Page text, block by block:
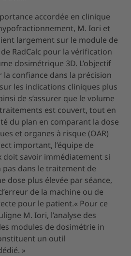
accordée en clinique
M. Iori et
largement sur le module de
RadCalc pour la vérification
dosimétrique 3D. L’objectif
confiance dans la précision
les indications cliniques plus
de s’assurer que le volume
est couvert, tout en
du plan en comparant la dose
et organes à risque (OAR)
important, l’équipe de
doit savoir immédiatement si
pas dans le traitement de
dose plus élevée par séance,
de la machine ou de
pour le patient.« Pour ce
M. Iori, l’analyse des
modules de dosimétrie in
un outil
»